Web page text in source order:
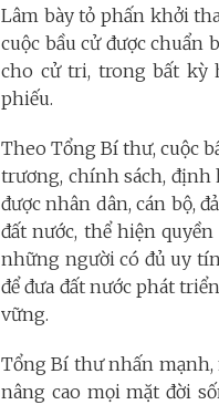
Lâm bày tỏ phấn khởi
cuộc bầu cử được chuẩn
cho cử tri, trong bất kỳ
phiếu.
Theo Tổng Bí thư, cuộc
trương, chính sách, định
được nhân dân, cán bộ,
đất nước, thể hiện
những người có đủ uy
để đưa đất nước phát
vững.
Tổng Bí thư nhấn mạnh,
nâng cao mọi mặt đời